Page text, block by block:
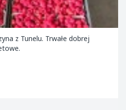
z Tunelu. Trwałe dobrej